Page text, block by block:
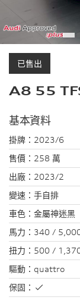
已售出
A8 55
基本資料
掛牌： 2023/6
售價： 258 萬
出廠： 2023/2
變速： 手自排
車色： 金屬神迷黑
馬力： 340 /
扭力： 500 /
驅動： quattro
保固：